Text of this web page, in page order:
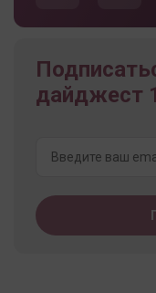
дайджест